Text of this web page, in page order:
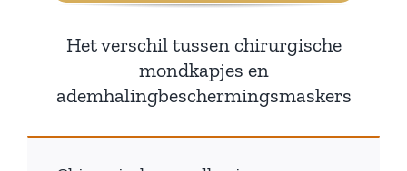
Het verschil tussen chirurgische
mondkapjes en
ademhalingbeschermingsmaskers